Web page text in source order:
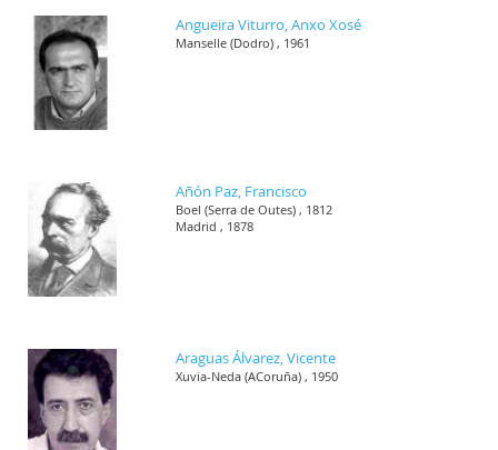
Angueira Viturro, Anxo Xosé
Manselle (Dodro) , 1961
Añón Paz, Francisco
Boel (Serra de Outes) , 1812
Madrid , 1878
Araguas Álvarez, Vicente
Xuvia-Neda (ACoruña) , 1950